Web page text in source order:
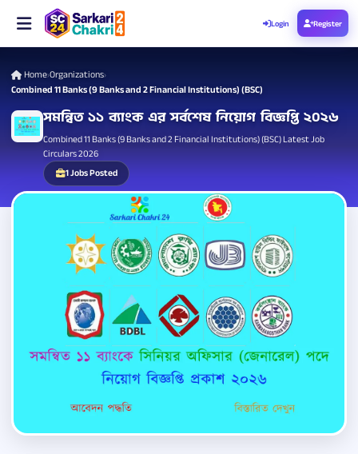
Login Register
Home›Organizations›
Combined 11 Banks (9 Banks and 2 Financial Institutions) (BSC)
সমন্বিত ১১ ব্যাংক এর সর্বশেষ নিয়োগ বিজ্ঞপ্তি ২০২৬
Combined 11 Banks (9 Banks and 2 Financial Institutions) (BSC) Latest Job
Circulars 2026
1 Jobs Posted